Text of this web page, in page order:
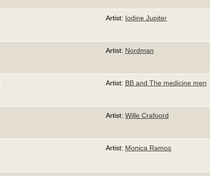
Artist: Iodine Jupiter
Artist: Nordman
Artist: BB and The medicine men
Artist: Wille Crafoord
Artist: Monica Ramos